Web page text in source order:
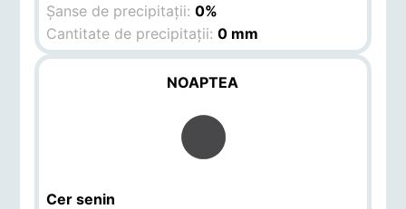
Șanse de precipitații:0%
Cantitate de precipitații:0 mm
NOAPTEA
Cer senin